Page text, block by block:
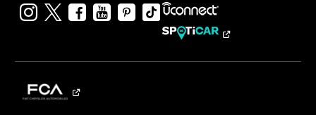
VisitarVisitarVisitar
Chrysler en
Visitar
Chrysler en
Visitar
Chrysler en
Pinterest
Visita
Chrysler
Tik